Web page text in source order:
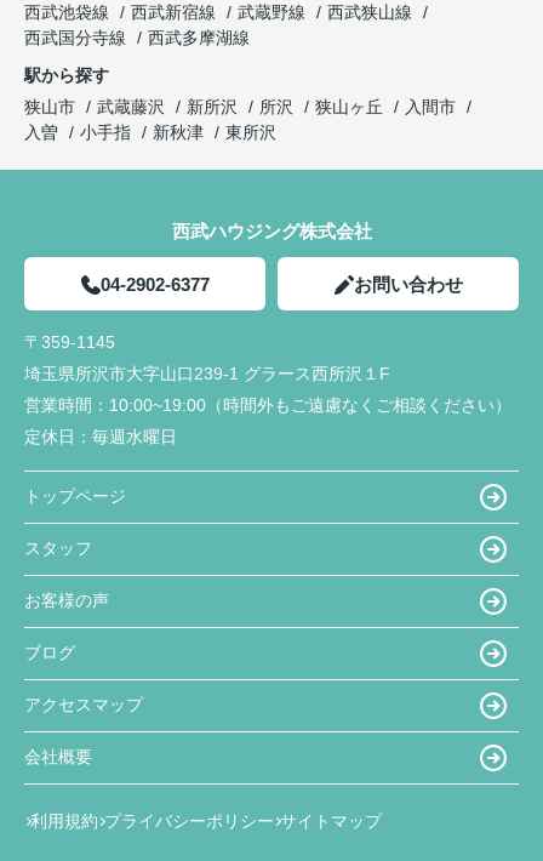
西武池袋線
西武新宿線 武蔵野線
西武狭山線
西武国分寺線
西武多摩湖線
駅から探す
狭山市
武蔵藤沢 新所沢 所沢 狭山ヶ丘
入間市
入曽
小手指 新秋津 東所沢
西武ハウジング株式会社
04-2902-6377 お問い合わせ
〒359-1145
埼玉県所沢市大字山口239-1 グラース西所沢１F
営業時間： 10:00~19:00（時間外もご遠慮なくご相談ください）
定休日： 毎週水曜日
トップページ
スタッフ
お客様の声
ブログ
アクセスマップ
会社概要
利用規約 プライバシーポリシー サイトマップ